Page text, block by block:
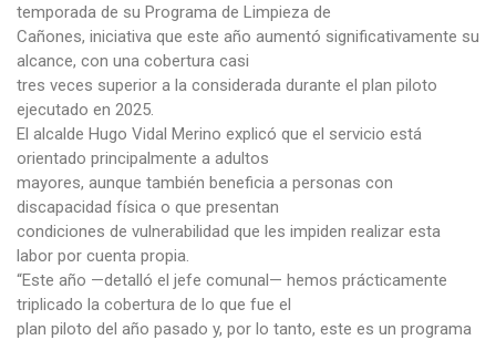
temporada de su Programa de Limpieza de
Cañones, iniciativa que este año aumentó significativamente su
alcance, con una cobertura casi
tres veces superior a la considerada durante el plan piloto
ejecutado en 2025.
El alcalde Hugo Vidal Merino explicó que el servicio está
orientado principalmente a adultos
mayores, aunque también beneficia a personas con
discapacidad física o que presentan
condiciones de vulnerabilidad que les impiden realizar esta
labor por cuenta propia.
“Este año —detalló el jefe comunal— hemos prácticamente
triplicado la cobertura de lo que fue el
plan piloto del año pasado y, por lo tanto, este es un programa